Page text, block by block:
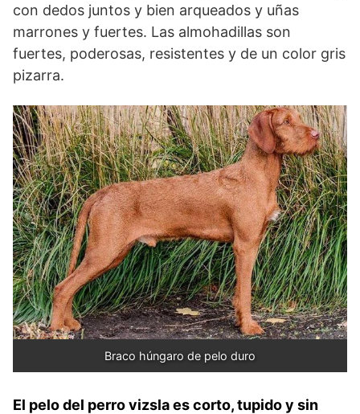
con dedos juntos y bien arqueados y uñas
marrones y fuertes. Las almohadillas son
fuertes, poderosas, resistentes y de un color gris
pizarra.
Braco húngaro de pelo duro
El pelo del perro vizsla es corto, tupido y sin